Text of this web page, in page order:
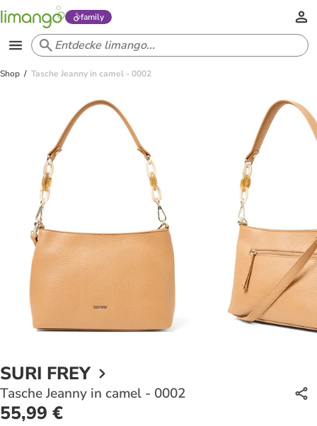
family
Shop Tasche Jeanny in camel - 0002
SURI FREY
Tasche Jeanny in camel - 0002
55,99 €